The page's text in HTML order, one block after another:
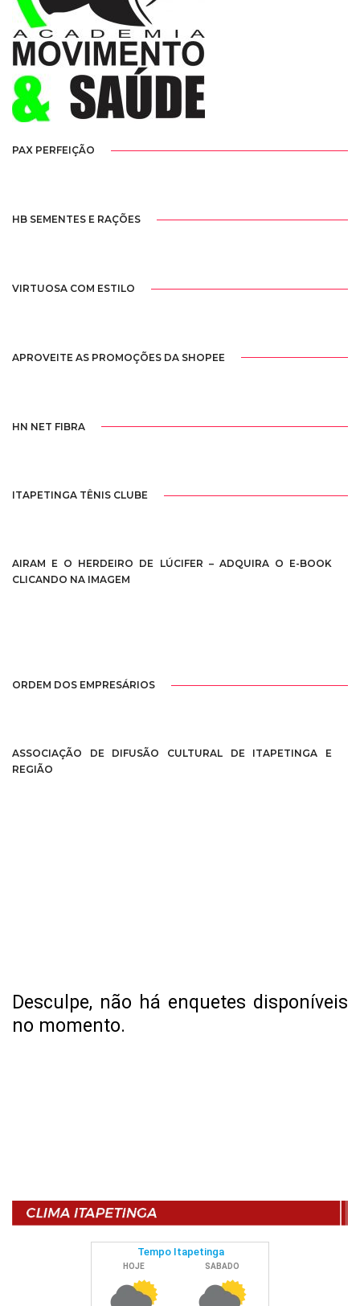
PAX PERFEIÇÃO
HB SEMENTES E RAÇÕES
VIRTUOSA COM ESTILO
APROVEITE AS PROMOÇÕES DA SHOPEE
HN NET FIBRA
ITAPETINGA TÊNIS CLUBE
AIRAM E O HERDEIRO DE LÚCIFER – ADQUIRA O E-BOOK
CLICANDO NA IMAGEM
ORDEM DOS EMPRESÁRIOS
ASSOCIAÇÃO DE DIFUSÃO CULTURAL DE ITAPETINGA E
REGIÃO
Desculpe, não há enquetes disponíveis
no momento.